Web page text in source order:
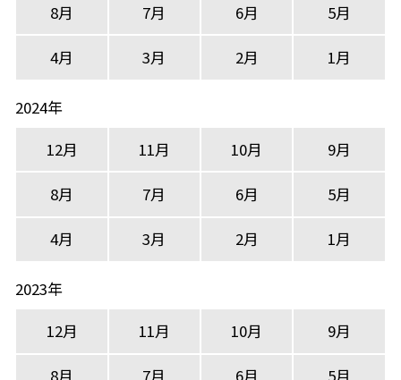
8月 7月 6月 5月
4月 3月 2月 1月
2024年
12月
11月 10月 9月
8月 7月 6月 5月
4月 3月 2月 1月
2023年
12月
11月 10月 9月